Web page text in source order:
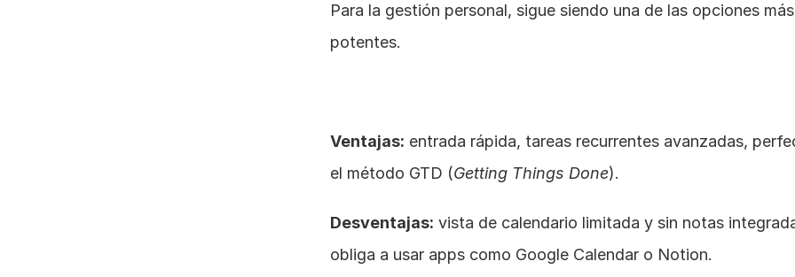
Para la gestión personal, sigue siendo una de las opciones más
potentes.
Ventajas: entrada rápida, tareas recurrentes avanzadas,
el método GTD (Getting Things Done).
Desventajas: vista de calendario limitada y sin notas
obliga a usar apps como Google Calendar o Notion.